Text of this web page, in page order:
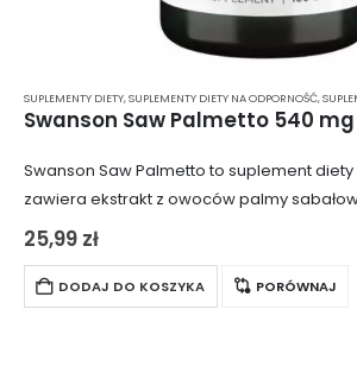
SUPLEMENTY DIETY,SUPLEMENTY DIETY NA ODPORNOŚĆ,
Swanson Saw Palmetto to suplement diety
zawiera ekstrakt z owoców palmy
repens). Produkt jest szczególnie
mężczyznom po 45. roku życia, ponieważ
prostaty…
25,99 zł
DODAJ DO KOSZYKA PORÓWNAJ